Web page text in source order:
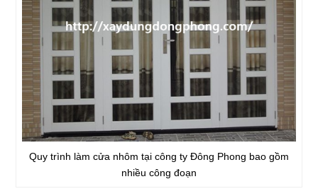
Quy trình làm cửa nhôm tại công ty Đông Phong bao gồm
nhiều công đoạn